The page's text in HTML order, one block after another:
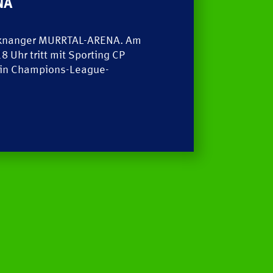
Datenbank
MURRTAL-ARENA. Am
Uhr tritt mit Sporting CP
Champions-League-